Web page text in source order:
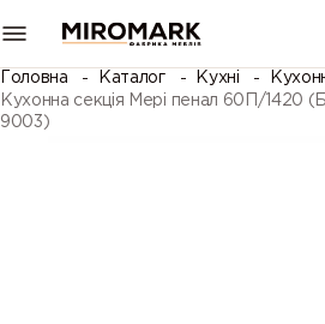
Головна Каталог Кухні
Кухонна секція Мері пенал 60П/1420
9003)